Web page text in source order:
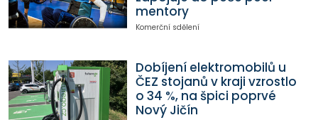
mentory
Komerční sdělení
Dobíjení elektromobilů u
ČEZ stojanů v kraji vzrostlo
o 34 %, na špici poprvé
Nový Jičín